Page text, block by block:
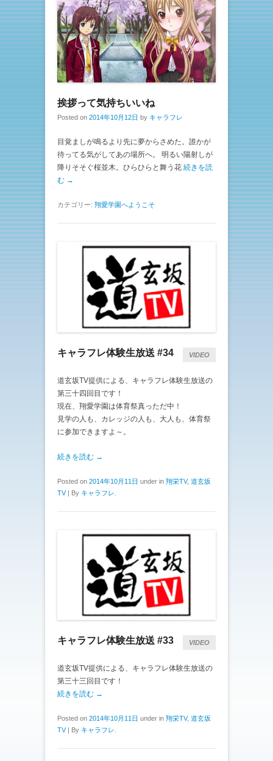
挨拶って気持ちいいね
Posted on 2014年10月12日 by キャラフレ
目覚ましが鳴るより先に夢からさめた。誰かが
待ってる気がしてあの場所へ。 明るい陽射しが
降りそそぐ桜並木。ひらひらと舞う花 続きを読
む →
カテゴリー: 翔愛学園へようこそ
キャラフレ体験生放送 #34 VIDEO
道玄坂TV提供による、キャラフレ体験生放送の
第三十四回目です！
現在、翔愛学園は体育祭真っただ中！
見学の人も、カレッジの人も、大人も、体育祭
に参加できますよ～。
続きを読む →
Posted on 2014年10月11日 under in 翔栄TV, 道玄坂
TV| By キャラフレ
キャラフレ体験生放送 #33 VIDEO
道玄坂TV提供による、キャラフレ体験生放送の
第三十三回目です！
続きを読む →
Posted on 2014年10月11日 under in 翔栄TV, 道玄坂
TV| By キャラフレ